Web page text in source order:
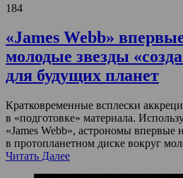
184
«James Webb»
молодые звезды
для будущих планет
Кратковременные всплески
в «подготовке» материала.
«James Webb», астрономы
в протопланетном диске вокруг
Читать Далее